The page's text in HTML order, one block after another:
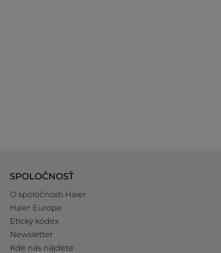
SPOLOČNOSŤ
O spoločnosti Haier
Haier Europe
Etický kódex
Newsletter
Kde nás nájdete